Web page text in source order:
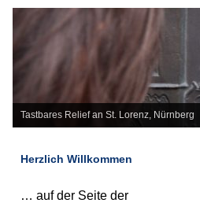
Tastbares Relief an St. Lorenz, Nürnberg
Herzlich Willkommen
… auf der Seite der